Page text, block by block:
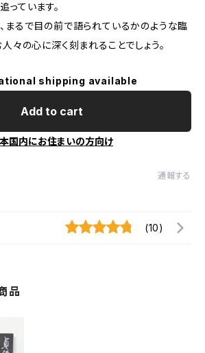
ています。
まるで目の前で語られているかのような臨
々の心に深く刻まれることでしょう。
shipping available
Add to cart
国内にお住まいの方向け
通報する
(10)
品